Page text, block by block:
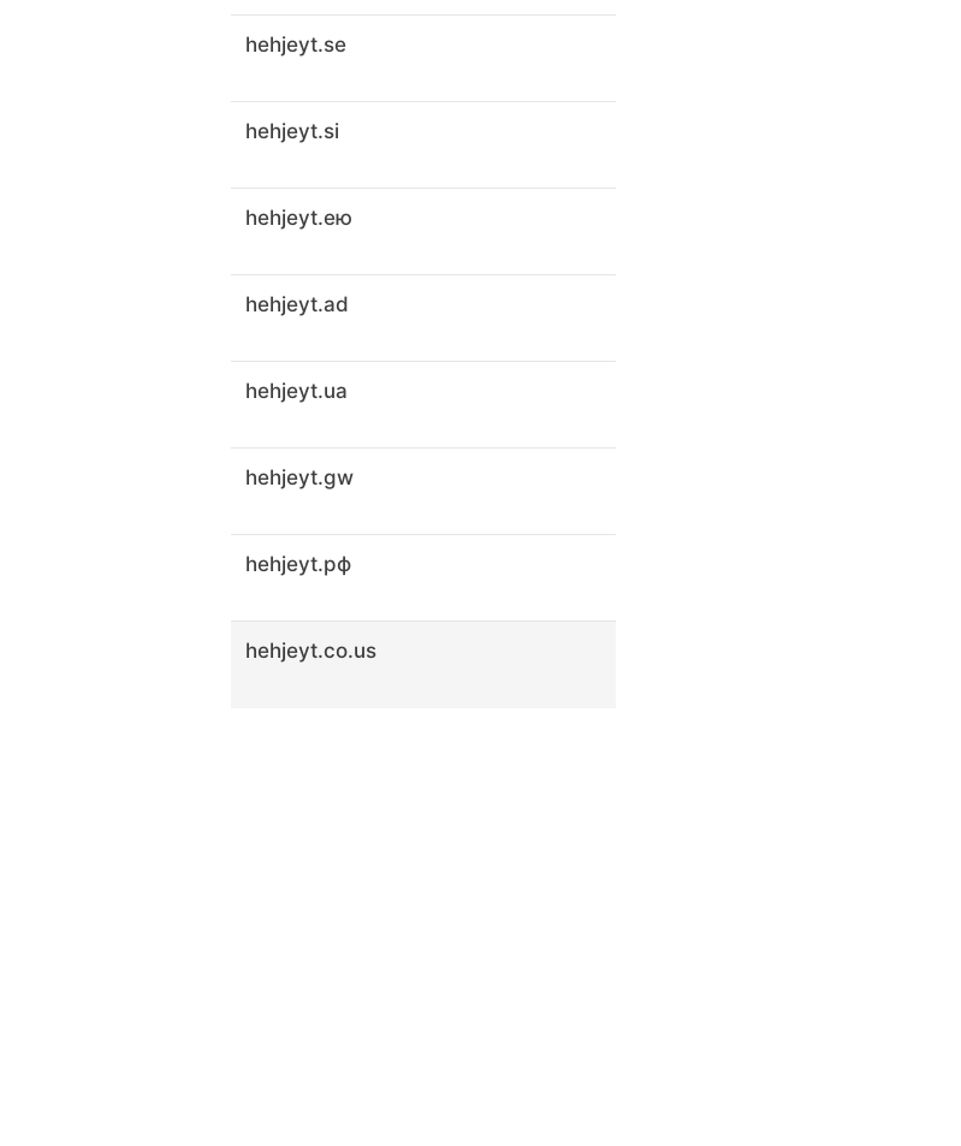
hehjeyt.se
hehjeyt.si
hehjeyt.ею
hehjeyt.ad
hehjeyt.ua
hehjeyt.gw
hehjeyt.рф
hehjeyt.co.us